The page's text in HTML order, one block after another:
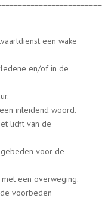
een wake
en/of in de
inleidend woord.
licht van de
voor de
een overweging.
voorbeden